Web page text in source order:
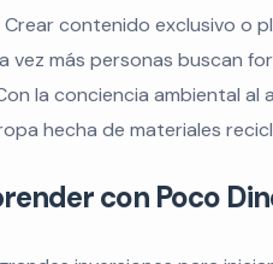
Crear contenido exclusivo o
más personas buscan
la conciencia ambiental
hecha de materiales
con Poco